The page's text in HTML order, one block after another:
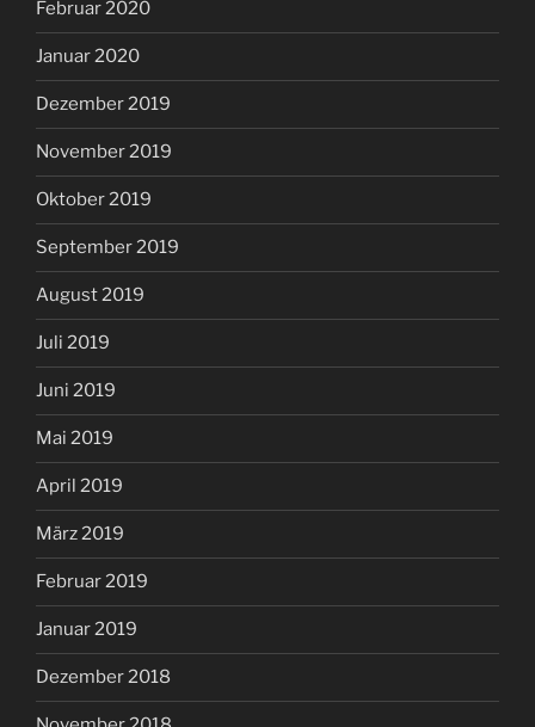
Februar 2020
Januar 2020
Dezember 2019
November 2019
Oktober 2019
September 2019
August 2019
Juli 2019
Juni 2019
Mai 2019
April 2019
März 2019
Februar 2019
Januar 2019
Dezember 2018